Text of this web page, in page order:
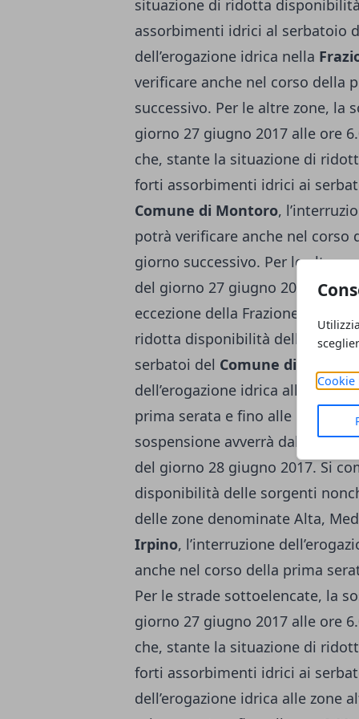
Cookie
situazione di ridotta
assorbimenti idrici al serbatoio
dell’erogazione idrica nella
verificare anche nel corso della
successivo. Per le altre zone, la
giorno 27 giugno 2017 alle ore
che, stante la situazione di
forti assorbimenti idrici ai
Comune di Montoro,
potrà verificare anche nel corso
giorno successivo. Per le altre
del giorno 27 giugno 2017 alle
eccezione della Frazione
ridotta disponibilità delle
serbatoi del Comune di
dell’erogazione idrica alle zone
prima serata e fino alle ore 6.00
sospensione avverrà dalle ore
del giorno 28 giugno 2017. Si
disponibilità delle sorgenti
delle zone denominate Alta,
Irpino, l’interruzione
anche nel corso della prima
Per le strade sottoelencate, la
giorno 27 giugno 2017 alle ore
che, stante la situazione di
forti assorbimenti idrici ai
dell’erogazione idrica alle zone